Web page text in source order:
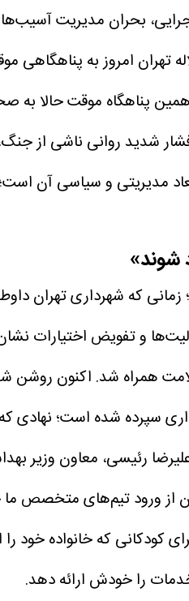
بحران مدیریت
تهران امروز به
همین پناهگاه موقت حالا
شدید روانی ناشی از
مدیریتی و سیاسی آن
شوند»
جنگ ۱۲ روزه آغاز شد؛ زمانی
و تفویض اختیارات
همراه شد. اکنون روشن
سپرده شده است؛ نهادی
رئیسی، معاون وزیر
از ورود تیم‌های متخصص
کودکانی که خانواده
را خودش ارائه دهد.